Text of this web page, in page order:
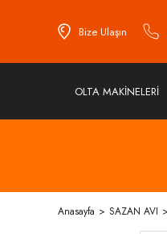
Bize Ulaşın
OLTA MAKİNELERİ
Anasayfa SAZAN AVI